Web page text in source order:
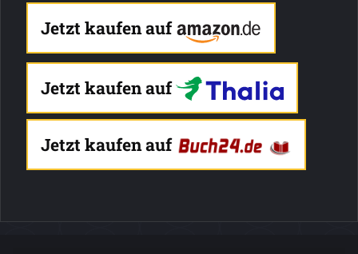
Jetzt kaufen auf
Jetzt kaufen auf
Jetzt kaufen auf